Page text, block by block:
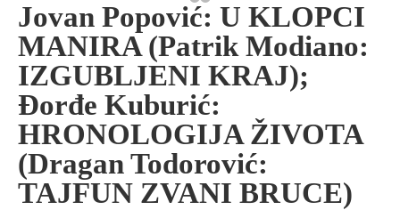
Jovan Popović: U KLOPCI
MANIRA (Patrik Modiano:
IZGUBLJENI KRAJ);
Đorđe Kuburić:
HRONOLOGIJA ŽIVOTA
(Dragan Todorović:
TAJFUN ZVANI BRUCE)